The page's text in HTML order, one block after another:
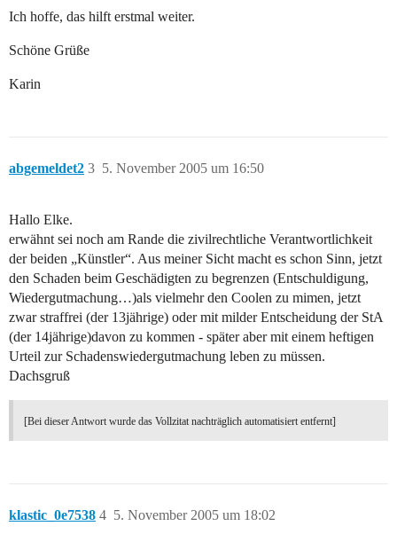
Ich hoffe, das hilft erstmal weiter.
Schöne Grüße
Karin
abgemeldet2 5. November 2005 um 16:50
3
Hallo Elke.
erwähnt sei noch am Rande die zivilrechtliche Verantwortlichkeit
der beiden „Künstler“. Aus meiner Sicht macht es schon Sinn, jetzt
den Schaden beim Geschädigten zu begrenzen (Entschuldigung,
Wiedergutmachung…)als vielmehr den Coolen zu mimen, jetzt
zwar straffrei (der 13jährige) oder mit milder Entscheidung der StA
(der 14jährige)davon zu kommen - später aber mit einem heftigen
Urteil zur Schadenswiedergutmachung leben zu müssen.
Dachsgruß
[Bei dieser Antwort wurde das Vollzitat nachträglich automatisiert entfernt]
klastic_0e7538 5. November 2005 um 18:02
4